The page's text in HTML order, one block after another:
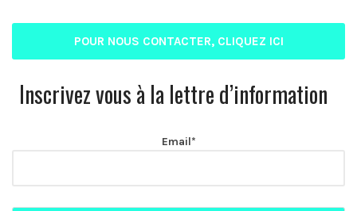
POUR NOUS CONTACTER, CLIQUEZ ICI
Inscrivez vous à la lettre d’information
Email*